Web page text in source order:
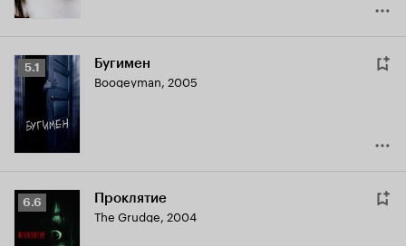
Рейтинг
Кинопоиска
5.1 Бугимен
Boogeyman, 2005
Рейтинг
Кинопоиска
6.6
6.6 Проклятие
The Grudge, 2004